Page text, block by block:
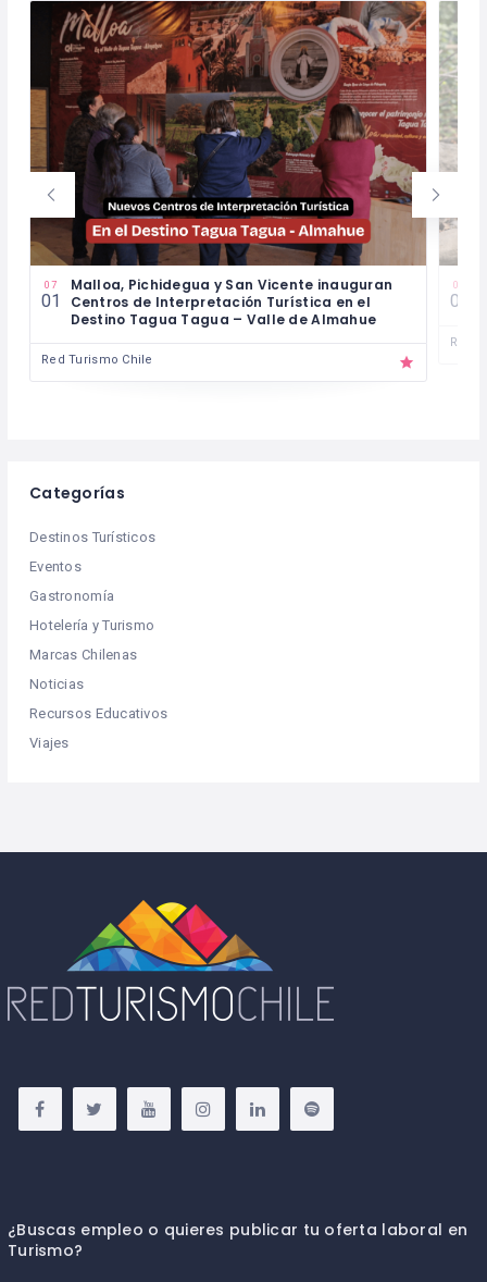
07
01
Malloa, Pichidegua y San Vicente inauguran
Centros de Interpretación Turística en el
Destino Tagua Tagua – Valle de Almahue
Red Turismo Chile
03
06
Red
Categorías
Destinos Turísticos
Eventos
Gastronomía
Hotelería y Turismo
Marcas Chilenas
Noticias
Recursos Educativos
Viajes
¿Buscas empleo o quieres publicar tu oferta laboral en
Turismo?